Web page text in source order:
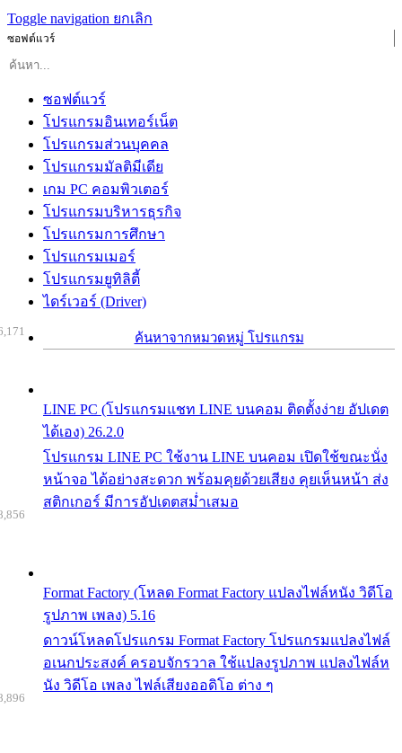
Toggle navigation ยกเลิก
ซอฟต์แวร์
ซอฟต์แวร์
โปรแกรมอินเทอร์เน็ต
โปรแกรมส่วนบุคคล
โปรแกรมมัลติมีเดีย
เกม PC คอมพิวเตอร์
โปรแกรมบริหารธุรกิจ
โปรแกรมการศึกษา
โปรแกรมเมอร์
โปรแกรมยูทิลิตี้
ไดร์เวอร์ (Driver)
ค้นหาจากหมวดหมู่ โปรแกรม
LINE PC (โปรแกรมแชท LINE บนคอม ติดตั้งง่าย อัปเดต
ได้เอง) 26.2.0
โปรแกรม LINE PC ใช้งาน LINE บนคอม เปิดใช้ขณะนั่ง
หน้าจอ ได้อย่างสะดวก พร้อมคุยด้วยเสียง คุยเห็นหน้า ส่ง
สติกเกอร์ มีการอัปเดตสม่ำเสมอ
Format Factory (โหลด Format Factory แปลงไฟล์หนัง วิดีโอ
รูปภาพ เพลง) 5.16
ดาวน์โหลดโปรแกรม Format Factory โปรแกรมแปลงไฟล์
อเนกประสงค์ ครอบจักรวาล ใช้แปลงรูปภาพ แปลงไฟล์ห
นัง วิดีโอ เพลง ไฟล์เสียงออดิโอ ต่าง ๆ